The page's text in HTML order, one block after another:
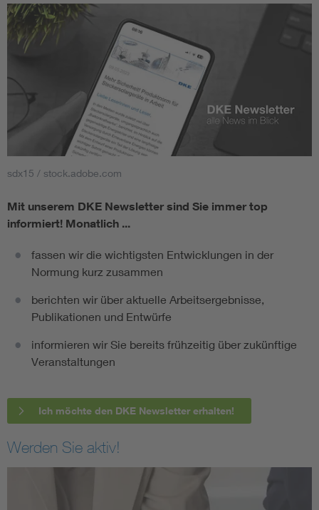
sdx15 / stock.adobe.com
Mit unserem DKE Newsletter sind Sie immer top
informiert! Monatlich ...
fassen wir die wichtigsten Entwicklungen in der
Normung kurz zusammen
berichten wir über aktuelle Arbeitsergebnisse,
Publikationen und Entwürfe
informieren wir Sie bereits frühzeitig über zukünftige
Veranstaltungen
Ich möchte den DKE Newsletter erhalten!
Werden Sie aktiv!